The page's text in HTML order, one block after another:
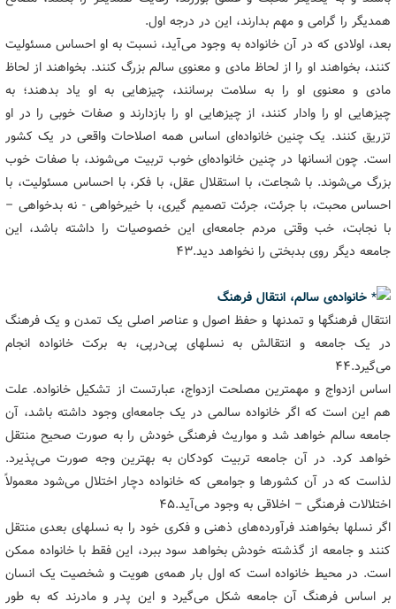
همدیگر را گرامی و مهم بدارند، این در درجه اول.
بعد، اولادی که در آن خانواده به وجود می‌آید، نسبت به او احساس مسئولیت
کنند، بخواهند او را از لحاظ مادی و معنوی سالم بزرگ کنند. بخواهند از لحاظ
مادی و معنوی او را به سلامت برسانند، چیزهایی به او یاد بدهند؛ به
چیزهایی او را وادار کنند، از چیزهایی او را بازدارند و صفات خوبی را در او
تزریق کنند. یک چنین خانواده‌ای اساس همه اصلاحات واقعی در یک کشور
است. چون انسانها در چنین خانواده‌ای خوب تربیت می‌شوند، با صفات خوب
بزرگ می‌شوند. با شجاعت، با استقلال عقل، با فکر، با احساس مسئولیت، با
احساس محبت، با جرئت، جرئت تصمیم گیری، با خیرخواهی - نه بدخواهی –
با نجابت، خب وقتی مردم جامعه‌ای این خصوصیات را داشته باشد، این
جامعه دیگر روی بدبختی را نخواهد دید.۴۳
خانواده‌ی سالم، انتقال فرهنگ
انتقال فرهنگها و تمدنها و حفظ اصول و عناصر اصلی یک تمدن و یک فرهنگ
در یک جامعه و انتقالش به نسلهای پی‌درپی، ‌به برکت خانواده انجام
می‌گیرد.۴۴
اساس ازدواج و مهمترین مصلحت ازدواج، عبارتست از تشکیل خانواده. علت
هم این است که اگر خانواده سالمی در یک جامعه‌ای وجود داشته باشد، آن
جامعه سالم خواهد شد و مواریث فرهنگی خودش را به صورت صحیح منتقل
خواهد کرد. در آن جامعه تربیت کودکان به بهترین وجه صورت می‌پذیرد.
لذاست که در آن کشورها و جوامعی که خانواده دچار اختلال می‌شود معمولاً
اختلالات فرهنگی – اخلاقی به وجود می‌آید.۴۵
اگر نسلها بخواهند فرآورده‌های ذهنی و فکری خود را به نسلهای بعدی منتقل
کنند و جامعه از گذشته خودش بخواهد سود ببرد، این فقط با خانواده ممکن
است. در محیط خانواده است که اول بار همه‌ی هویت و شخصیت یک انسان
بر اساس فرهنگ آن جامعه شکل می‌گیرد و این پدر و مادرند که به طور